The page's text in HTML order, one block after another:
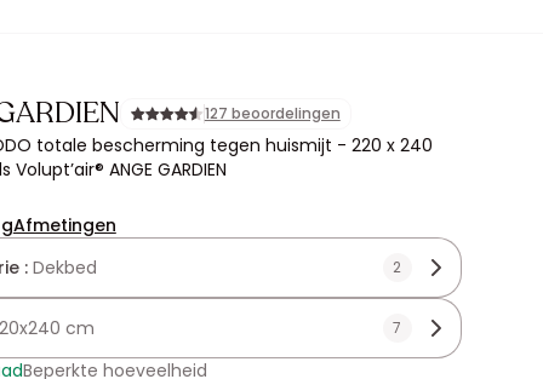
127 beoordelingen
totale bescherming tegen huismijt - 220 x 240
ANGE GARDIEN
Afmetingen
: Dekbed 2
cm 7
Beperkte hoeveelheid